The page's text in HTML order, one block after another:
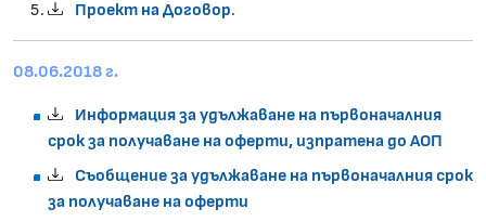
Проект на Договор.
08.06.2018 г.
Информация за удължаване на първоначалния
срок за получаване на оферти, изпратена до АОП
Съобщение за удължаване на първоначалния срок
за получаване на оферти